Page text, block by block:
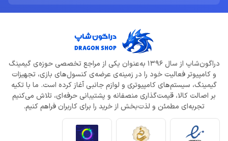
افزایش قیمت بازی‌ها؛ آیا Xbox بازیکنان را به Game Pass سوق
می‌دهد؟
خرداد 22, 1404
خرداد 22, 1404
دراگون‌شاپ از سال 1396 به‌عنوان یکی از مراجع تخصصی حوزه‌ی گیمینگ
و کامپیوتر فعالیت خود را در زمینه‌ی عرضه‌ی کنسول‌های بازی، تجهیزات
گیمینگ، سیستم‌های کامپیوتری و لوازم جانبی آغاز کرده است. ما با تکیه
بر اصالت کالا، قیمت‌گذاری منصفانه و پشتیبانی حرفه‌ای، تلاش می‌کنیم
تجربه‌ای مطمئن و لذت‌بخش از خرید را برای کاربران فراهم کنیم.